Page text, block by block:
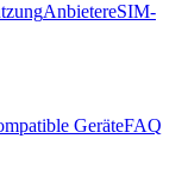
AnbietereSIM-
GeräteFAQ